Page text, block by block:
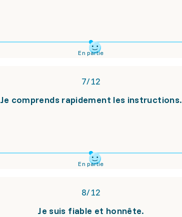
En partie
7/12
Je comprends rapidement les instructions.
En partie
8/12
Je suis fiable et honnête.